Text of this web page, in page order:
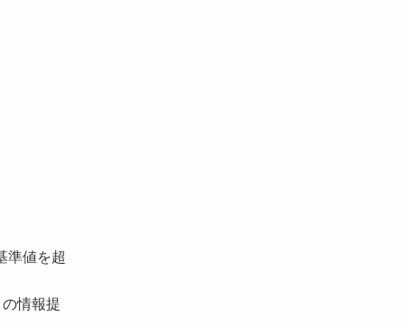
準値を超
情報提